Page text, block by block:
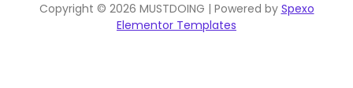
Copyright © 2026 MUSTDOING | Powered by Spexo
Elementor Templates